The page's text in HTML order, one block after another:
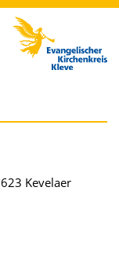
Kirchenkreis Kleve
Kevelaer